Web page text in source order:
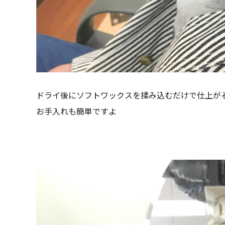
ドライ後にソフトワックスを揉み込むだけで仕上が
お手入れも簡単ですよ